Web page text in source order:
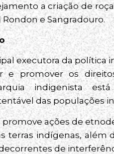
a criação de
e Sangradouro.
executora da política
e promover os
indigenista
das populações
promove ações de
terras indígenas, além
de